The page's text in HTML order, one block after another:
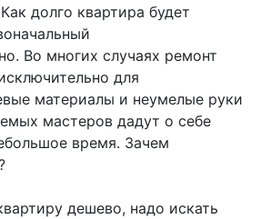
долго квартира будет
Во многих случаях ремонт
для
материалы и неумелые руки
мастеров дадут о себе
время. Зачем
дешево, надо искать